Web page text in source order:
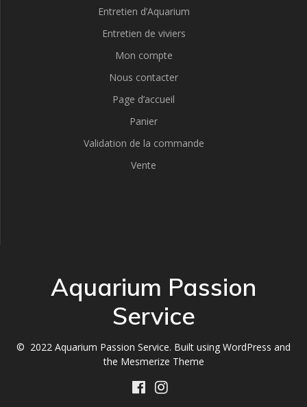
Entretien d’Aquarium
Entretien de viviers
Mon compte
Nous contacter
Page d’accueil
Panier
Validation de la commande
Vente
Aquarium Passion
Service
© 2022 Aquarium Passion Service. Built using WordPress and
the Mesmerize Theme